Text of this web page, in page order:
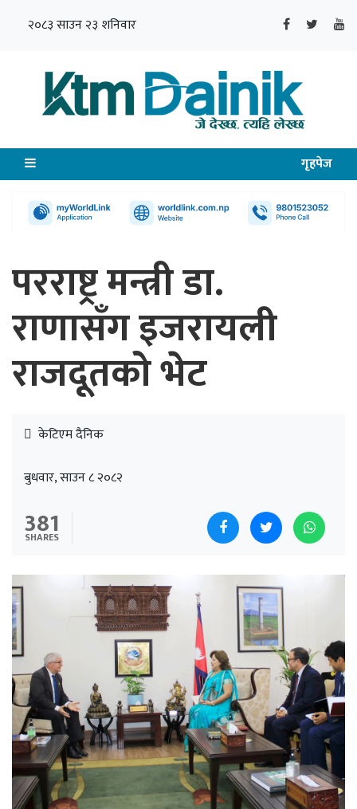
२०८३ साउन २३ शनिवार
गृहपेज
परराष्ट्र मन्त्री डा.
राणासँग इजरायली
राजदूतको भेट
केटिएम दैनिक
बुधवार, साउन ८ २०८२
381
SHARES